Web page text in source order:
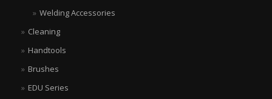
Welding Accessories
Cleaning
Handtools
Brushes
EDU Series